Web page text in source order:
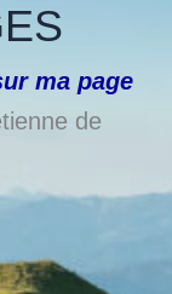
ma page
de